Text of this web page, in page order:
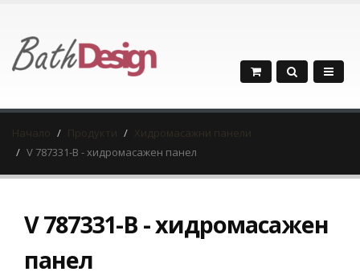
Начало Продукти
Хидромасажни панели
V 787331-B - хидромасажен панел
V 787331-B - хидромасажен
панел